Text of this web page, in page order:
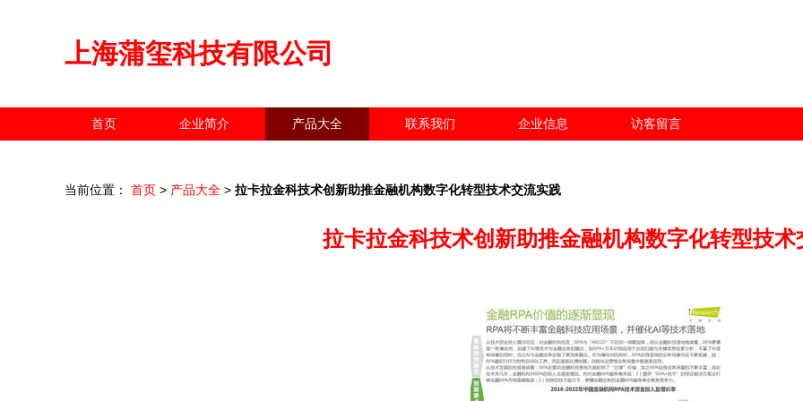
上海蒲玺科技有限公司
首页 企业简介 产品大全 联系我们 企业信息 访客留言
当前位置： 首页 > 产品大全 > 拉卡拉金科技术创新助推金融机构数字化转型技术交流实践
拉卡拉金科技术创新助推金融机构数字化转型技术